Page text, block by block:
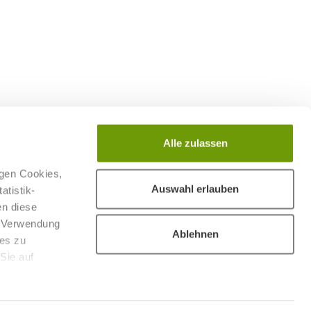
Cookies,
diese
zu
auf
Alle zulassen
Auswahl erlauben
Ablehnen